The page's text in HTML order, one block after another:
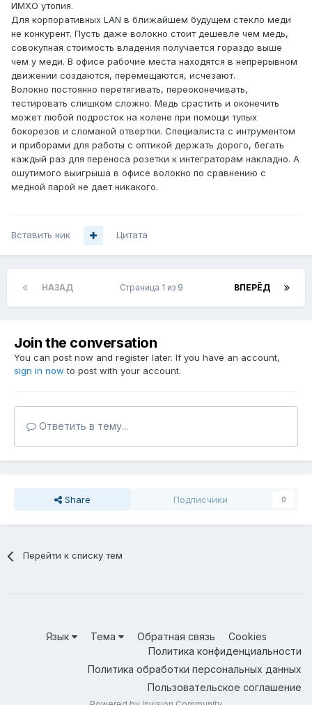
ИМХО утопия.
Для корпоративных LAN в ближайшем будущем стекло меди
не конкурент. Пусть даже волокно стоит дешевле чем медь,
совокупная стоимость владения получается гораздо выше
чем у меди. В офисе рабочие места находятся в непрерывном
движении создаются, перемещаются, исчезают.
Волокно постоянно перетягивать, переоконечивать,
тестировать слишком сложно. Медь срастить и оконечить
может любой подросток на колене при помощи тупых
бокорезов и сломаной отвертки. Специалиста с интрументом
и приборами для работы с оптикой держать дорого, бегать
каждый раз для переноса розетки к интеграторам накладно. А
ошутимого выигрыша в офисе волокно по сравнению с
медной парой не дает никакого.
Вставить ник Цитата
НАЗАД ВПЕРЁД
Страница 1 из 9
Join the conversation
You can post now and register later. If you have an account,
sign in now to post with your account.
Ответить в тему...
Share Подписчики 0
Перейти к списку тем
Язык Тема Обратная связь
Cookies
Политика конфиденциальности
Политика обработки персональных данных
Пользовательское соглашение